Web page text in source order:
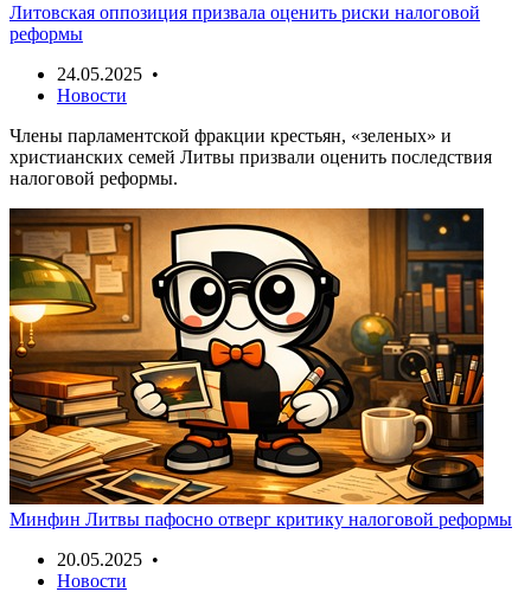
Литовская оппозиция призвала оценить риски налоговой
реформы
24.05.2025 •
Новости
Члены парламентской фракции крестьян, «зеленых» и
христианских семей Литвы призвали оценить последствия
налоговой реформы.
Минфин Литвы пафосно отверг критику налоговой реформы
20.05.2025 •
Новости